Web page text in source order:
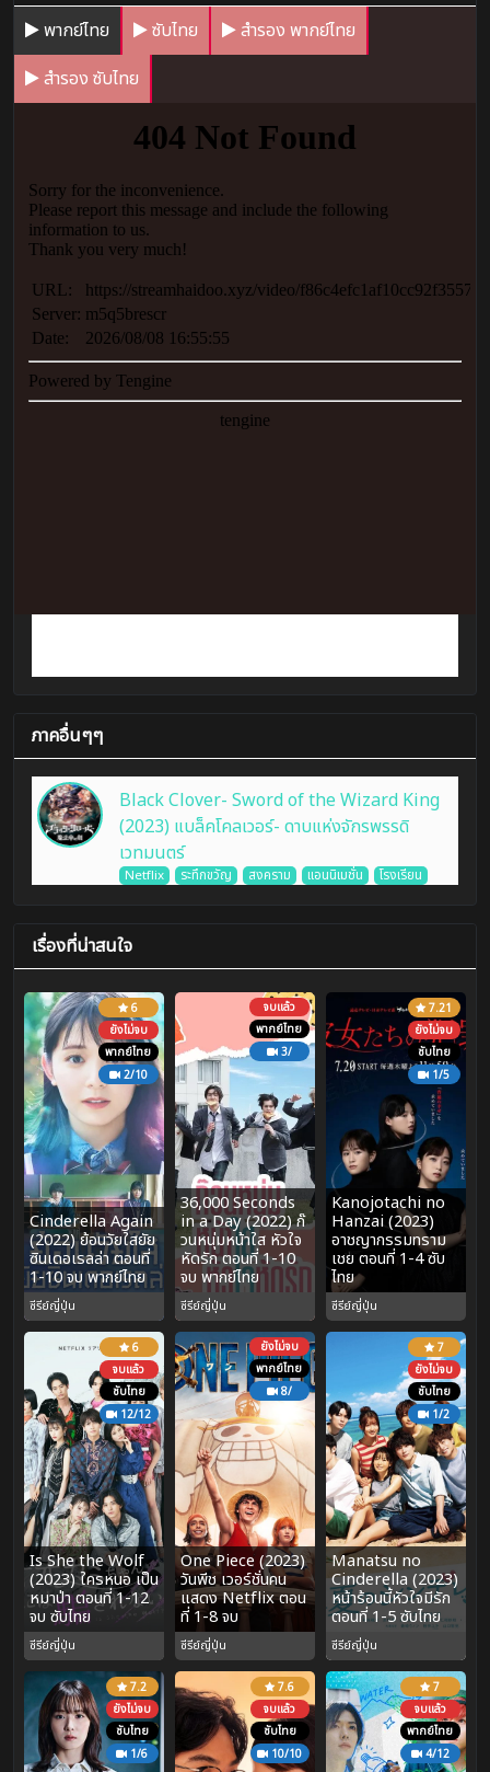
พากย์ไทย
ซับไทย
สำรอง พากย์ไทย
สำรอง ซับไทย
ภาคอื่นๆๆ
Black Clover- Sword of the Wizard King
(2023) แบล็คโคลเวอร์- ดาบแห่งจักรพรรดิ
เวทมนตร์
Netflix ระทึกขวัญ สงคราม แอนนิเมชั่น โรงเรียน
เรื่องที่น่าสนใจ
6
ยังไม่จบ
พากย์ไทย
2/10
Cinderella Again
(2022) ย้อนวัยใสยัย
ซินเดอเรลล่า ตอนที่
1-10 จบ พากย์ไทย
ซีรีย์ญี่ปุ่น
จบแล้ว
พากย์ไทย
3/
36,000 Seconds
in a Day (2022) ก๊
วนหนุ่มหน้าใส หัวใจ
หัดรัก ตอนที่ 1-10
จบ พากย์ไทย
ซีรีย์ญี่ปุ่น
7.21
ยังไม่จบ
ซับไทย
1/5
Kanojotachi no
Hanzai (2023)
อาชญากรรมทราม
เชย ตอนที่ 1-4 ซับ
ไทย
ซีรีย์ญี่ปุ่น
6
จบแล้ว
ซับไทย
12/12
Is She the Wolf
(2023) ใครหนอ เป็น
หมาป่า ตอนที่ 1-12
จบ ซับไทย
ซีรีย์ญี่ปุ่น
ยังไม่จบ
พากย์ไทย
8/
One Piece (2023)
วันพีช เวอร์ชั่นคน
แสดง Netflix ตอน
ที่ 1-8 จบ
ซีรีย์ญี่ปุ่น
7
ยังไม่จบ
ซับไทย
1/2
Manatsu no
Cinderella (2023)
หน้าร้อนนี้หัวใจมีรัก
ตอนที่ 1-5 ซับไทย
ซีรีย์ญี่ปุ่น
7.2
ยังไม่จบ
ซับไทย
1/6
7.6
จบแล้ว
ซับไทย
10/10
7
จบแล้ว
พากย์ไทย
4/12